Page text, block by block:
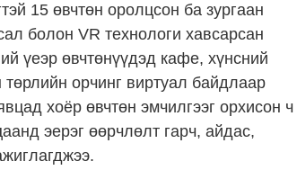
15 өвчтөн оролцсон ба зургаан
болон VR технологи хавсарсан
үеэр өвчтөнүүдэд кафе, хүнсний
орчинг виртуал байдлаар
хоёр өвчтөн эмчилгээг орхисон ч
эерэг өөрчлөлт гарч, айдас,